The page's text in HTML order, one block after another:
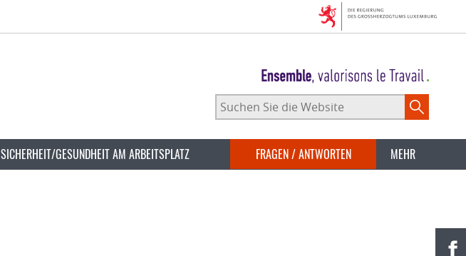
Suchen
Sie
Website
SICHERHEIT/GESUNDHEIT AM ARBEITSPLATZ FRAGEN / ANTWORTEN MEHR